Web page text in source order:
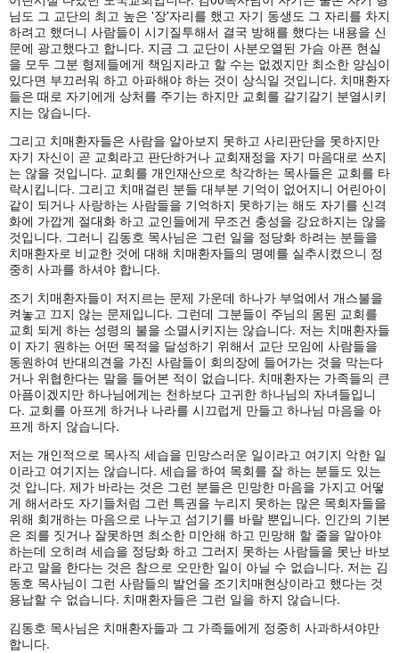
님도 그 교단의 최고 높은 '장'자리를 했고 자기 동생도 그 자리를 차지
하려고 했더니 사람들이 시기질투해서 결국 방해를 했다는 내용을 신
문에 광고했다고 합니다. 지금 그 교단이 사분오열된 가슴 아픈 현실
을 모두 그분 형제들에게 책임지라고 할 수는 없겠지만 최소한 양심이
있다면 부끄러워 하고 아파해야 하는 것이 상식일 것입니다. 치매환자
들은 때로 자기에게 상처를 주기는 하지만 교회를 갈기갈기 분열시키
지는 않습니다.
그리고 치매환자들은 사람을 알아보지 못하고 사리판단을 못하지만
자기 자신이 곧 교회라고 판단하거나 교회재정을 자기 마음대로 쓰지
는 않을 것입니다. 교회를 개인재산으로 착각하는 목사들은 교회를 타
락시킵니다. 그리고 치매걸린 분들 대부분 기억이 없어지니 어린아이
같이 되거나 사랑하는 사람들을 기억하지 못하기는 해도 자기를 신격
화에 가깝게 절대화 하고 교인들에게 무조건 충성을 강요하지는 않을
것입니다. 그러니 김동호 목사님은 그런 일을 정당화 하려는 분들을
치매환자로 비교한 것에 대해 치매환자들의 명예를 실추시켰으니 정
중히 사과를 하셔야 합니다.
조기 치매환자들이 저지르는 문제 가운데 하나가 부엌에서 개스불을
켜놓고 끄지 않는 문제입니다. 그런데 그분들이 주님의 몸된 교회를
교회 되게 하는 성령의 불을 소멸시키지는 않습니다. 저는 치매환자들
이 자기 원하는 어떤 목적을 달성하기 위해서 교단 모임에 사람들을
동원하여 반대의견을 가진 사람들이 회의장에 들어가는 것을 막는다
거나 위협한다는 말을 들어본 적이 없습니다. 치매환자는 가족들의 큰
아픔이겠지만 하나님에게는 천하보다 고귀한 하나님의 자녀들입니
다. 교회를 아프게 하거나 나라를 시끄럽게 만들고 하나님 마음을 아
프게 하지 않습니다.
저는 개인적으로 목사직 세습을 민망스러운 일이라고 여기지 악한 일
이라고 여기지는 않습니다. 세습을 하여 목회를 잘 하는 분들도 있는
것 압니다. 제가 바라는 것은 그런 분들은 민망한 마음을 가지고 어떻
게 해서라도 자기들처럼 그런 특권을 누리지 못하는 많은 목회자들을
위해 회개하는 마음으로 나누고 섬기기를 바랄 뿐입니다. 인간의 기본
은 죄를 짓거나 잘못하면 최소한 미안해 하고 민망해 할 줄을 알아야
하는데 오히려 세습을 정당화 하고 그러지 못하는 사람들을 못난 바보
라고 말을 한다는 것은 참으로 오만한 일이 아닐 수 없습니다. 저는 김
동호 목사님이 그런 사람들의 발언을 조기치매현상이라고 했다는 것
용납할 수 없습니다. 치매환자들은 그런 일을 하지 않습니다.
김동호 목사님은 치매환자들과 그 가족들에게 정중히 사과하셔야만
합니다.